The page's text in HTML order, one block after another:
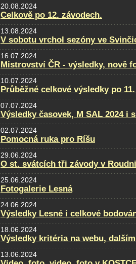
20.08.2024
Celkově po 12. závodech.
13.08.2024
V sobotu vrchol sezóny ve
16.07.2024
Mistrovství ČR - výsledky, nově
10.07.2024
Průběžné celkové výsledky po
07.07.2024
Výsledky časovek, M SAL 2024 i
02.07.2024
Pomocná ruka pro Ríšu
29.06.2024
O st. svátcích tři závody v
25.06.2024
Fotogalerie Lesná
24.06.2024
Výsledky Lesné i celkové
18.06.2024
Výsledky kritéria na webu,
13.06.2024